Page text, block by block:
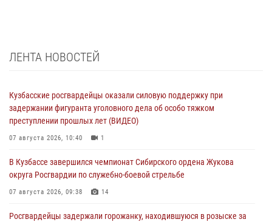
ЛЕНТА НОВОСТЕЙ
Кузбасские росгвардейцы оказали силовую поддержку при
задержании фигуранта уголовного дела об особо тяжком
преступлении прошлых лет (ВИДЕО)
07 августа 2026, 10:40 1
В Кузбассе завершился чемпионат Сибирского ордена Жукова
округа Росгвардии по служебно-боевой стрельбе
07 августа 2026, 09:38 14
Росгвардейцы задержали горожанку, находившуюся в розыске за